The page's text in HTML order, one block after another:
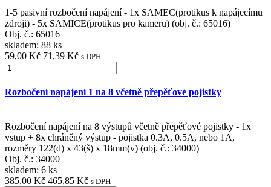
1-5 pasivní rozbočení napájení - 1x SAMEC(protikus k napájecímu
zdroji) - 5x SAMICE(protikus pro kameru) (obj. č.: 65016)
Obj. č.: 65016
skladem: 88 ks
59,00 Kč 71,39 Kč s DPH
Rozbočení napájení 1 na 8 včetně přepěťové pojistky
Rozbočení napájení na 8 výstupů včetně přepěťové pojistky - 1x
vstup + 8x chráněný výstup - pojistka 0.3A, 0.5A, nebo 1A,
rozměry 122(d) x 43(š) x 18mm(v) (obj. č.: 34000)
Obj. č.: 34000
skladem: 6 ks
385,00 Kč 465,85 Kč s DPH